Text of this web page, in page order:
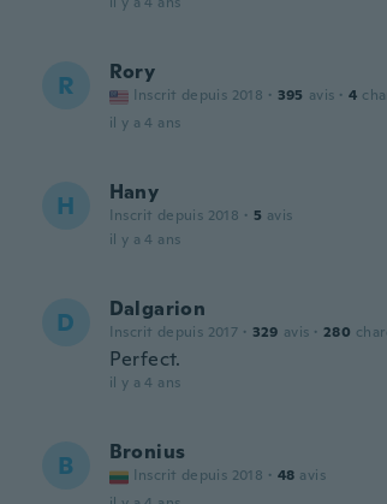
R Rory
Inscrit depuis 2018 · 395 avis · 4
il y a 4 ans
H Hany
Inscrit depuis 2018 · 5 avis
il y a 4 ans
D Dalgarion
Inscrit depuis 2017 · 329 avis · 280
Perfect.
il y a 4 ans
B Bronius
Inscrit depuis 2018 · 48 avis